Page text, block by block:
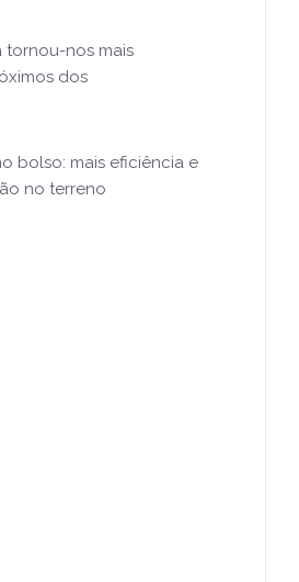
tornou-nos mais
dos
bolso: mais eficiência e
no terreno